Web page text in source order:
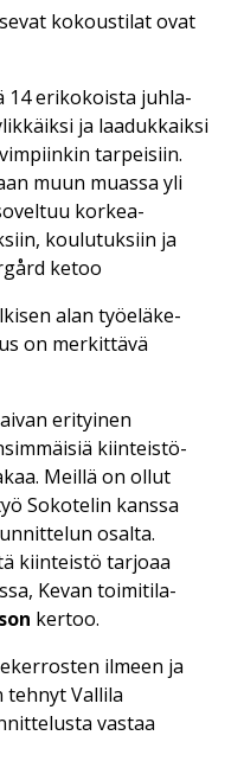
kokous­tilat ovat
14 eri­kokoista juhla-
ja laadukkaiksi
tarpeisiin.
muun muassa yli
korkea­
koulutuksiin ja
ketoo
alan työeläke­
on merkittävä
erityinen
kiinteistö­
Meillä on ollut
Sokotelin kanssa
osalta.
kiinteistö tarjoaa
Kevan toimitila­
kertoo.
ilmeen ja
Vallila
vastaa